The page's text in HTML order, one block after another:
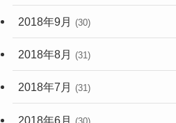
2018年9月 (30)
2018年8月 (31)
2018年7月 (31)
2018年6月